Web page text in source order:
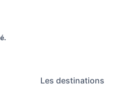
Les destinations